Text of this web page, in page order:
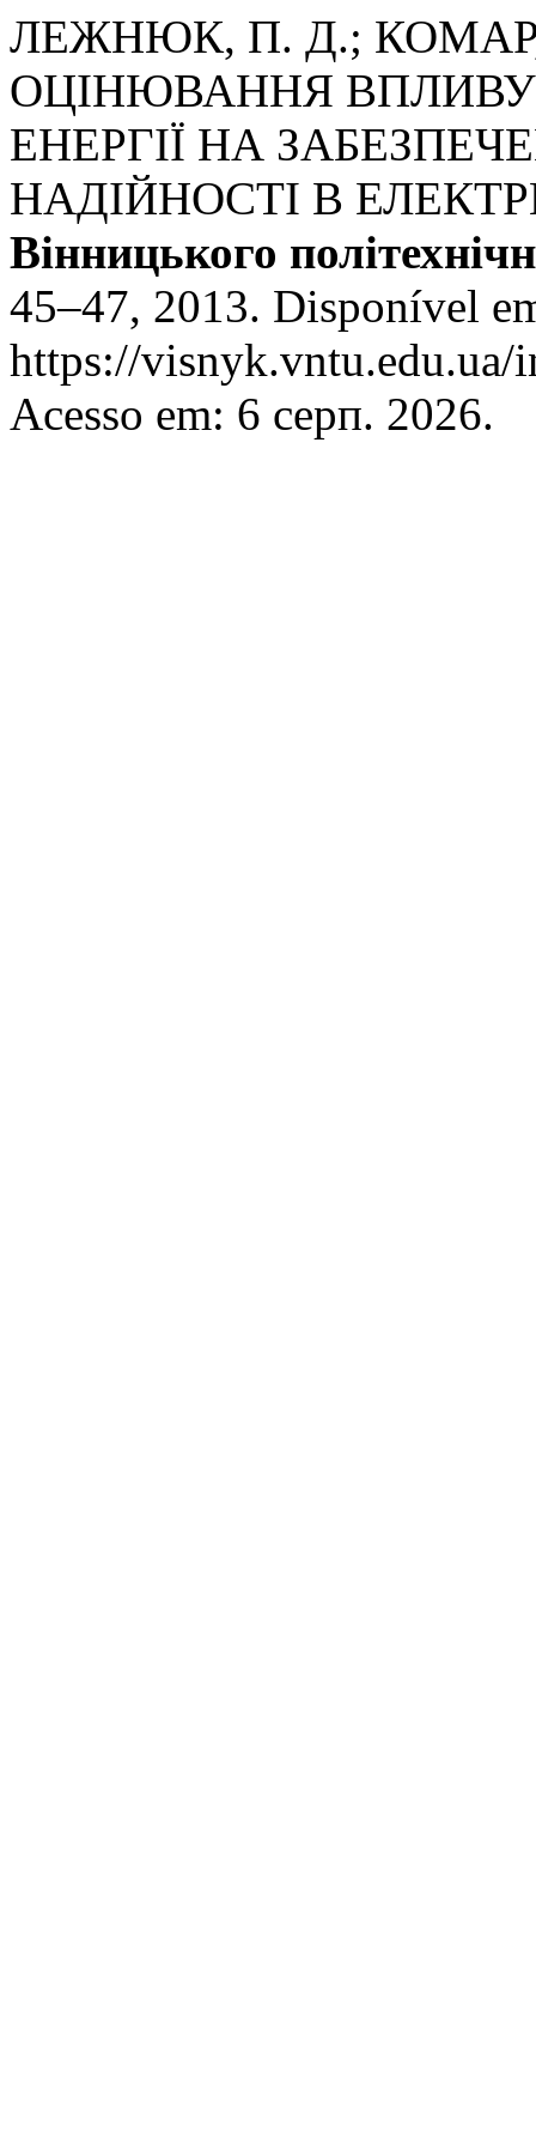
ЛЕЖНЮК, П. Д.;
ОЦІНЮВАННЯ
ЕНЕРГІЇ НА
НАДІЙНОСТІ В
Вінницького
45–47, 2013. Disponível
https://
Acesso em: 6 серп. 2026.